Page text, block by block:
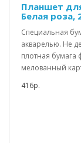
Планшет
Белая роза,
Специальная
акварелью. Не
плотная бумага
мелованный
416р.